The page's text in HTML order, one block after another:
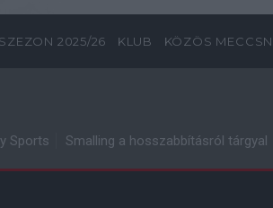
SZEZON 2025/26 KLUB KÖZÖS
Sports Smalling a hosszabbításról tárgyal